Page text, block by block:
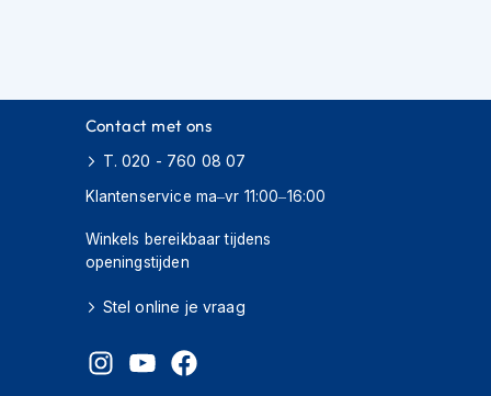
Contact met ons
T. 020 - 760 08 07
Klantenservice ma–vr 11:00–16:00
Winkels bereikbaar tijdens
openingstijden
Stel online je vraag